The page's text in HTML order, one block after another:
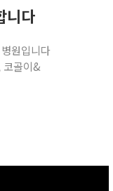
니다
원입니다
코골이&